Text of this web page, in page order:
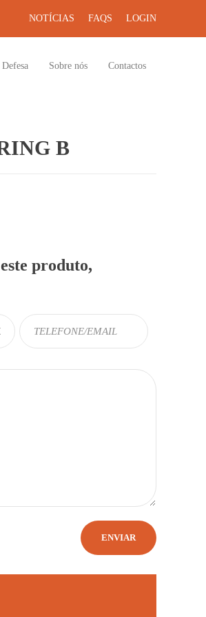
NOTÍCIAS FAQS LOGIN
Defesa Sobre nós Contactos
B
produto,